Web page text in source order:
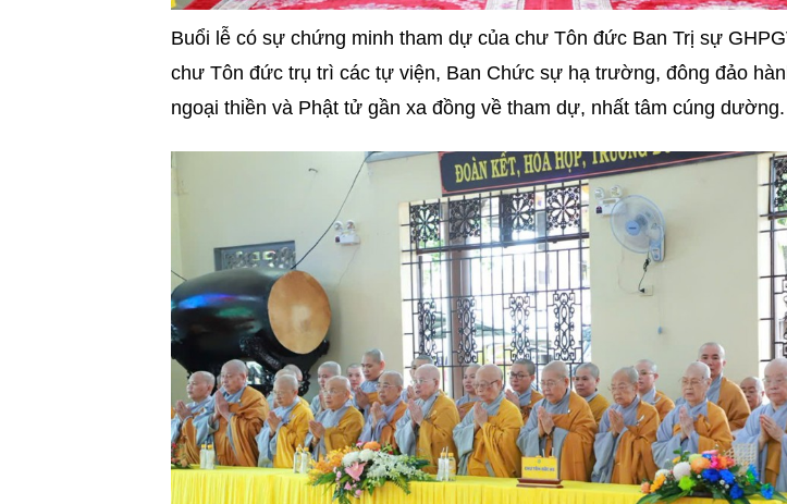
Buổi lễ có sự chứng minh tham dự của chư Tôn đức Ban Trị sự
chư Tôn đức trụ trì các tự viện, Ban Chức sự hạ trường, đông đảo
ngoại thiền và Phật tử gần xa đồng về tham dự, nhất tâm cúng dường.